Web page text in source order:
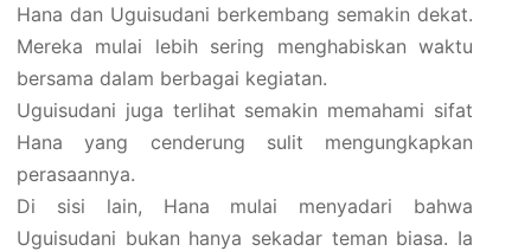
Hana dan Uguisudani berkembang semakin dekat.
Mereka mulai lebih sering menghabiskan waktu
bersama dalam berbagai kegiatan.
Uguisudani juga terlihat semakin memahami sifat
Hana yang cenderung sulit mengungkapkan
perasaannya.
Di sisi lain, Hana mulai menyadari bahwa
Uguisudani bukan hanya sekadar teman biasa. Ia